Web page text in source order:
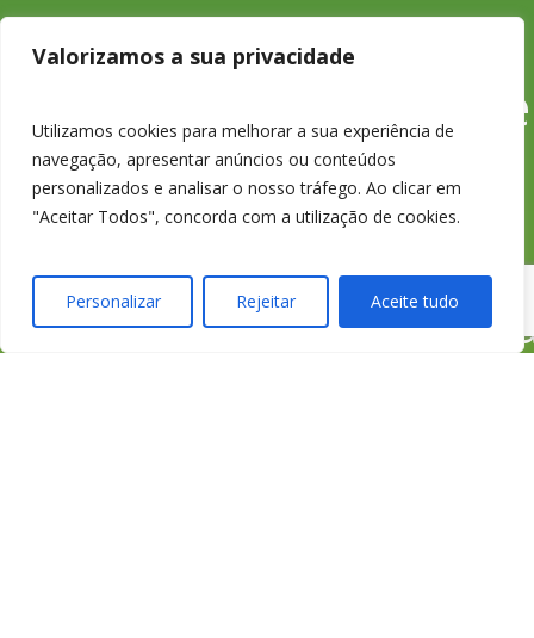
Valorizamos a sua privacidade
Utilizamos cookies para melhorar a sua experiência de
navegação, apresentar anúncios ou conteúdos
personalizados e analisar o nosso tráfego. Ao clicar em
"Aceitar Todos", concorda com a utilização de cookies.
Personalizar Rejeitar Aceite tudo
233 426 925
Chamada para a rede
fixa nacional